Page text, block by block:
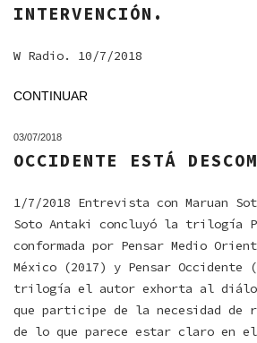
INTERVENCIÓN.
W Radio. 10/7/2018
CONTINUAR
03/07/2018
OCCIDENTE ESTÁ
1/7/2018 Entrevista con Maruan
Soto Antaki concluyó la trilogía
conformada por Pensar Medio
México (2017) y Pensar Occidente
trilogía el autor exhorta al
que participe de la necesidad de
de lo que parece estar claro en el